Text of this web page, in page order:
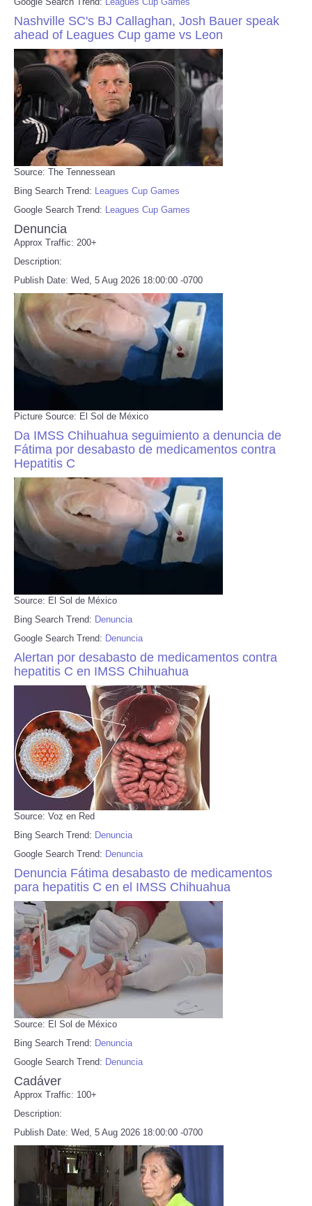
Nashville SC's BJ Callaghan, Josh Bauer speak
ahead of Leagues Cup game vs Leon
Source: The Tennessean
Bing Search Trend: Leagues Cup Games
Google Search Trend: Leagues Cup Games
Denuncia
Approx Traffic: 200+
Description:
Publish Date: Wed, 5 Aug 2026 18:00:00 -0700
Picture Source: El Sol de México
Da IMSS Chihuahua seguimiento a denuncia de
Fátima por desabasto de medicamentos contra
Hepatitis C
Source: El Sol de México
Bing Search Trend: Denuncia
Google Search Trend: Denuncia
Alertan por desabasto de medicamentos contra
hepatitis C en IMSS Chihuahua
Source: Voz en Red
Bing Search Trend: Denuncia
Google Search Trend: Denuncia
Denuncia Fátima desabasto de medicamentos
para hepatitis C en el IMSS Chihuahua
Source: El Sol de México
Bing Search Trend: Denuncia
Google Search Trend: Denuncia
Cadáver
Approx Traffic: 100+
Description:
Publish Date: Wed, 5 Aug 2026 18:00:00 -0700